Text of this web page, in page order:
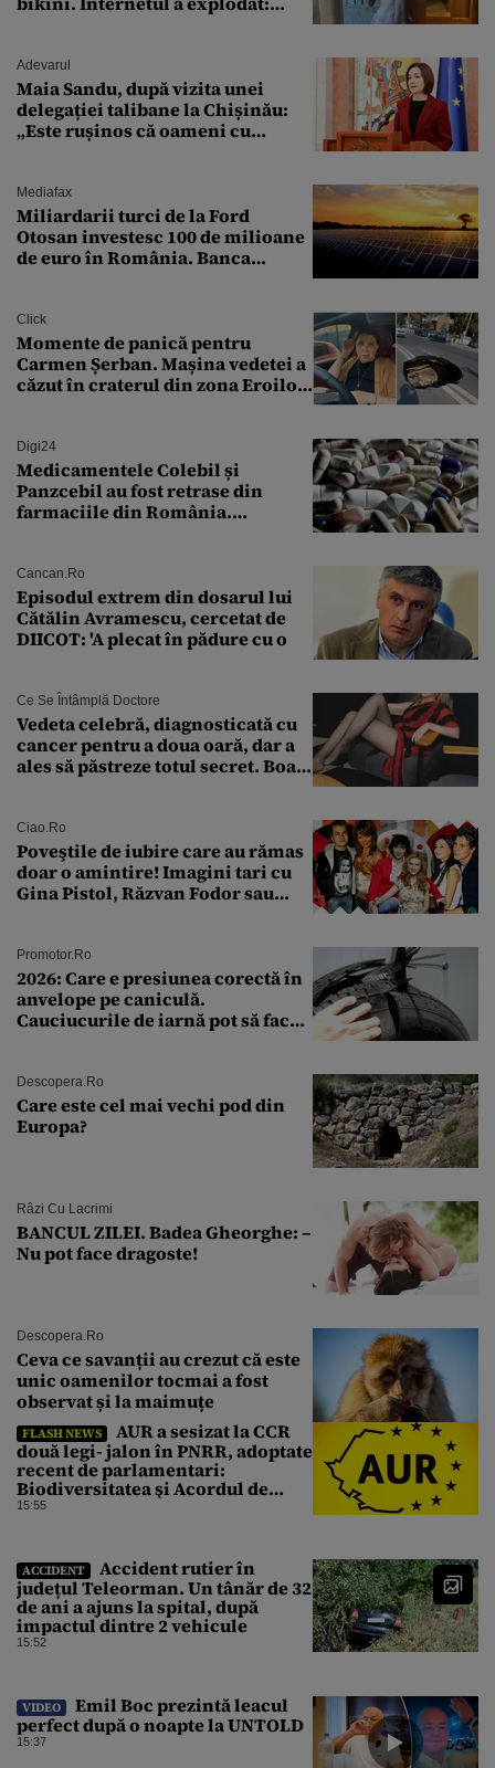
Adevarul
Maia Sandu, după vizita unei
delegației talibane la Chișinău:
„Este rușinos că oameni cu
Mediafax
Miliardarii turci de la Ford
Otosan investesc 100 de milioane
de euro în România. Banca
Click
Momente de panică pentru
Carmen Șerban. Mașina vedetei a
căzut în craterul din zona Eroilor:
Digi24
Medicamentele Colebil și
Panzcebil au fost retrase din
farmaciile din România.
Cancan.ro
Episodul extrem din dosarul lui
Cătălin Avramescu, cercetat de
DIICOT: 'A plecat în pădure cu o
Ce Se Întâmplă Doctore
Vedeta celebră, diagnosticată cu
cancer pentru a doua oară, dar a
ales să păstreze totul secret. Boala
Ciao.ro
Poveştile de iubire care au rămas
doar o amintire! Imagini tari cu
Gina Pistol, Răzvan Fodor sau
Promotor.ro
2026: Care e presiunea corectă în
anvelope pe caniculă.
Cauciucurile de iarnă pot să facă
Descopera.ro
Care este cel mai vechi pod din
Europa?
Râzi Cu Lacrimi
BANCUL ZILEI. Badea Gheorghe: –
Nu pot face dragoste!
Descopera.ro
Ceva ce savanții au crezut că este
unic oamenilor tocmai a fost
observat și la maimuțe
FLASH NEWS
AUR a sesizat la CCR
două legi- jalon în PNRR, adoptate
recent de parlamentari:
Biodiversitatea şi Acordul de
împrumut cu BIRD
15:55
ACCIDENT
Accident rutier în
județul Teleorman. Un tânăr de 32
de ani a ajuns la spital, după
impactul dintre 2 vehicule
15:52
VIDEO
Emil Boc prezintă leacul
perfect după o noapte la UNTOLD
15:37